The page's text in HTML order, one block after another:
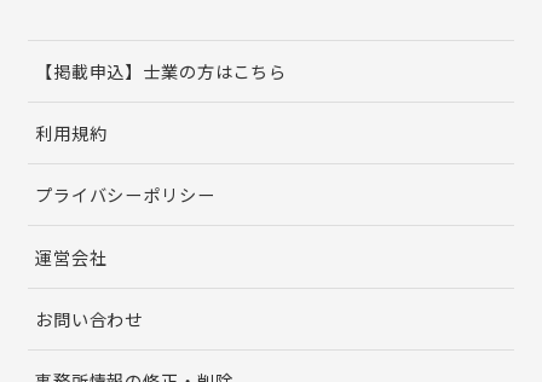
【掲載申込】士業の方はこちら
利用規約
プライバシーポリシー
運営会社
お問い合わせ